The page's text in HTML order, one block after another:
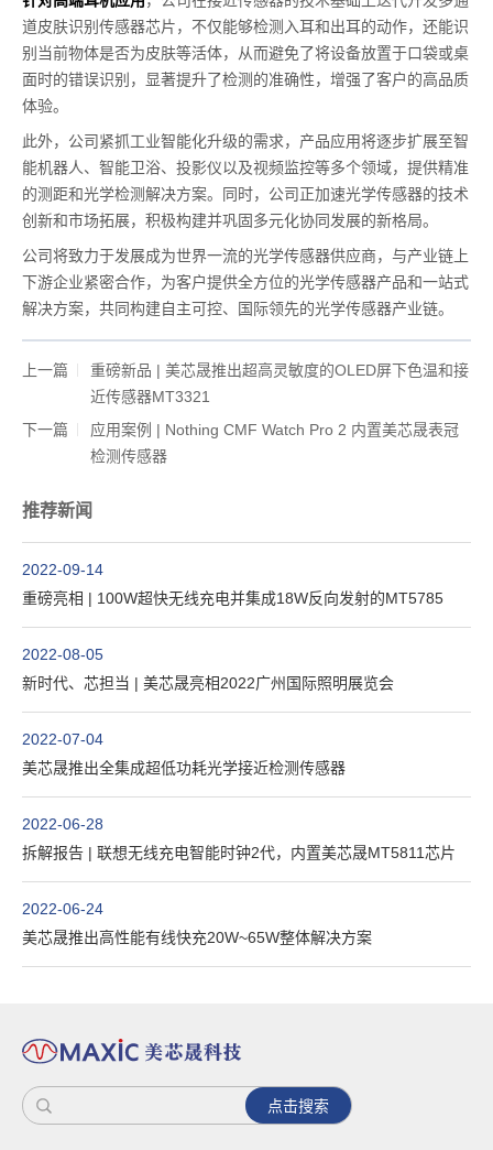
道皮肤识别传感器芯片，不仅能够检测入耳和出耳的动作，还能识
别当前物体是否为皮肤等活体，从而避免了将设备放置于口袋或桌
面时的错误识别，显著提升了检测的准确性，增强了客户的高品质
体验。
此外，公司紧抓工业智能化升级的需求，产品应用将逐步扩展至智
能机器人、智能卫浴、投影仪以及视频监控等多个领域，提供精准
的测距和光学检测解决方案。同时，公司正加速光学传感器的技术
创新和市场拓展，积极构建并巩固多元化协同发展的新格局。
公司将致力于发展成为世界一流的光学传感器供应商，与产业链上
下游企业紧密合作，为客户提供全方位的光学传感器产品和一站式
解决方案，共同构建自主可控、国际领先的光学传感器产业链。
上一篇
重磅新品 | 美芯晟推出超高灵敏度的OLED屏下色温和接
近传感器MT3321
下一篇
应用案例 | Nothing CMF Watch Pro 2 内置美芯晟表冠
检测传感器
推荐新闻
2022-09-14
重磅亮相 | 100W超快无线充电并集成18W反向发射的MT5785
2022-08-05
新时代、芯担当 | 美芯晟亮相2022广州国际照明展览会
2022-07-04
美芯晟推出全集成超低功耗光学接近检测传感器
2022-06-28
拆解报告 | 联想无线充电智能时钟2代，内置美芯晟MT5811芯片
2022-06-24
美芯晟推出高性能有线快充20W~65W整体解决方案
点击搜索